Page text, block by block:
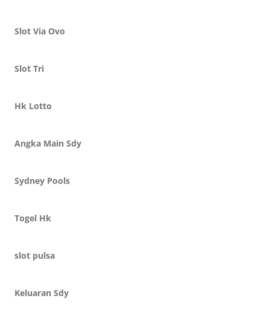
Slot Via Ovo
Slot Tri
Hk Lotto
Angka Main Sdy
Sydney Pools
Togel Hk
slot pulsa
Keluaran Sdy